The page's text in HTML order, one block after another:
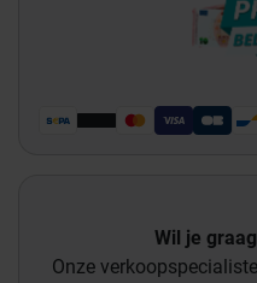
Wil je
Onze